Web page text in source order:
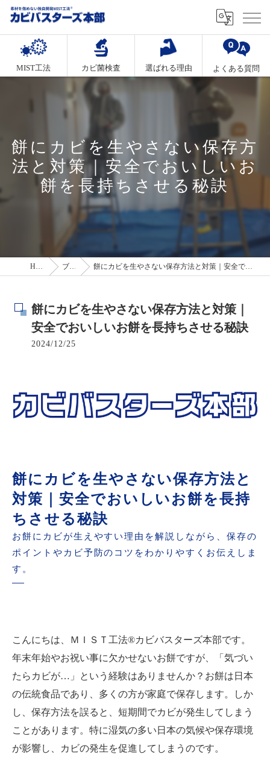
MIST工法 カビ菌検査 選ばれる理由 よくある質問
餅にカビを生やさない保存方
法と対策｜安全でおいしいお
餅を長持ちさせる秘訣
HOME ブログ 餅にカビを生やさない保存方法と対策｜安全でおいしいお餅を長持ちさせる秘訣
餅にカビを生やさない保存方法と対策｜
安全でおいしいお餅を長持ちさせる秘訣
2024/12/25
餅にカビを生やさない保存方法と
対策｜安全でおいしいお餅を長持
ちさせる秘訣
お餅にカビが生えやすい理由を解説しながら、保存の
ポイントやカビ予防のコツをわかりやすくお伝えしま
す。
こんにちは、ＭＩＳＴ工法®カビバスターズ本部です。
年末年始やお祝い事に欠かせないお餅ですが、「気づい
たらカビが…」という経験はありませんか？お餅は日本
の伝統食品であり、多くの方が家庭で保存します。しか
し、保存方法を誤ると、短期間でカビが発生してしまう
ことがあります。特に湿気の多い日本の気候や保存環境
が影響し、カビの発生を促進してしまうのです。